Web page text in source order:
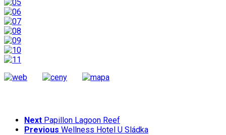
Next Papillon Lagoon Reef
Previous Wellness Hotel U Sládka